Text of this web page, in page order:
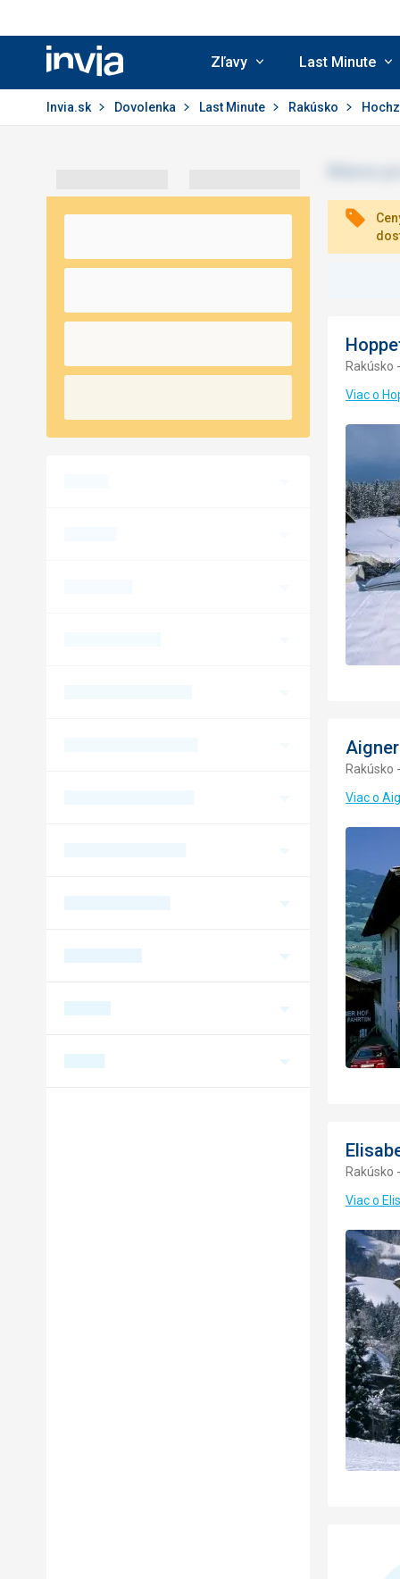
Invia.sk
Zľavy Last Minute
Invia.sk Dovolenka Last Minute Rakúsko
Rakúsko
Viac o
Aigner
Rakúsko
Viac o
Rakúsko
Viac o